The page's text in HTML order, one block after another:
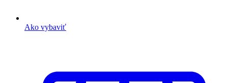
Ako vybaviť